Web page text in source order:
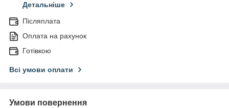
Детальніше
Післяплата
Оплата на рахунок
Готівкою
Всі умови оплати
Умови повернення